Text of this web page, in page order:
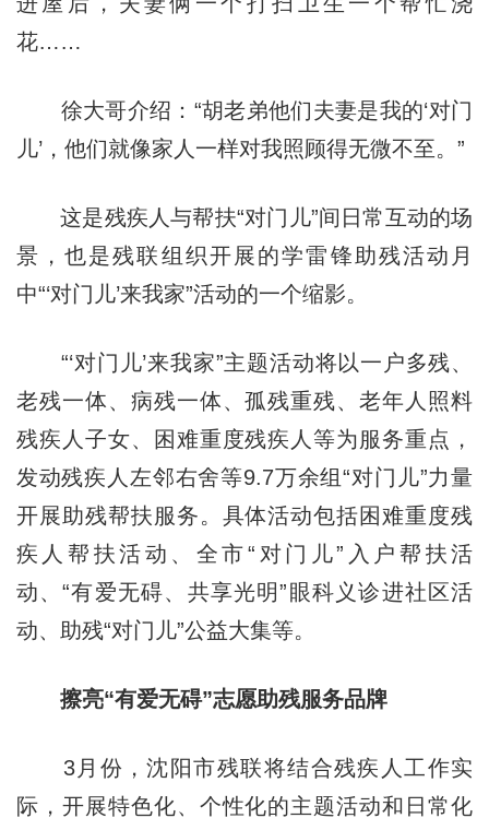
花……
徐大哥介绍：“胡老弟他们夫妻是我的‘对门
儿’，他们就像家人一样对我照顾得无微不至。”
这是残疾人与帮扶“对门儿”间日常互动的场
景，也是残联组织开展的学雷锋助残活动月
中“‘对门儿’来我家”活动的一个缩影。
“‘对门儿’来我家”主题活动将以一户多残、
老残一体、病残一体、孤残重残、老年人照料
残疾人子女、困难重度残疾人等为服务重点，
发动残疾人左邻右舍等9.7万余组“对门儿”力量
开展助残帮扶服务。具体活动包括困难重度残
疾人帮扶活动、全市“对门儿”入户帮扶活
动、“有爱无碍、共享光明”眼科义诊进社区活
动、助残“对门儿”公益大集等。
擦亮“有爱无碍”志愿助残服务品牌
3月份，沈阳市残联将结合残疾人工作实
际，开展特色化、个性化的主题活动和日常化